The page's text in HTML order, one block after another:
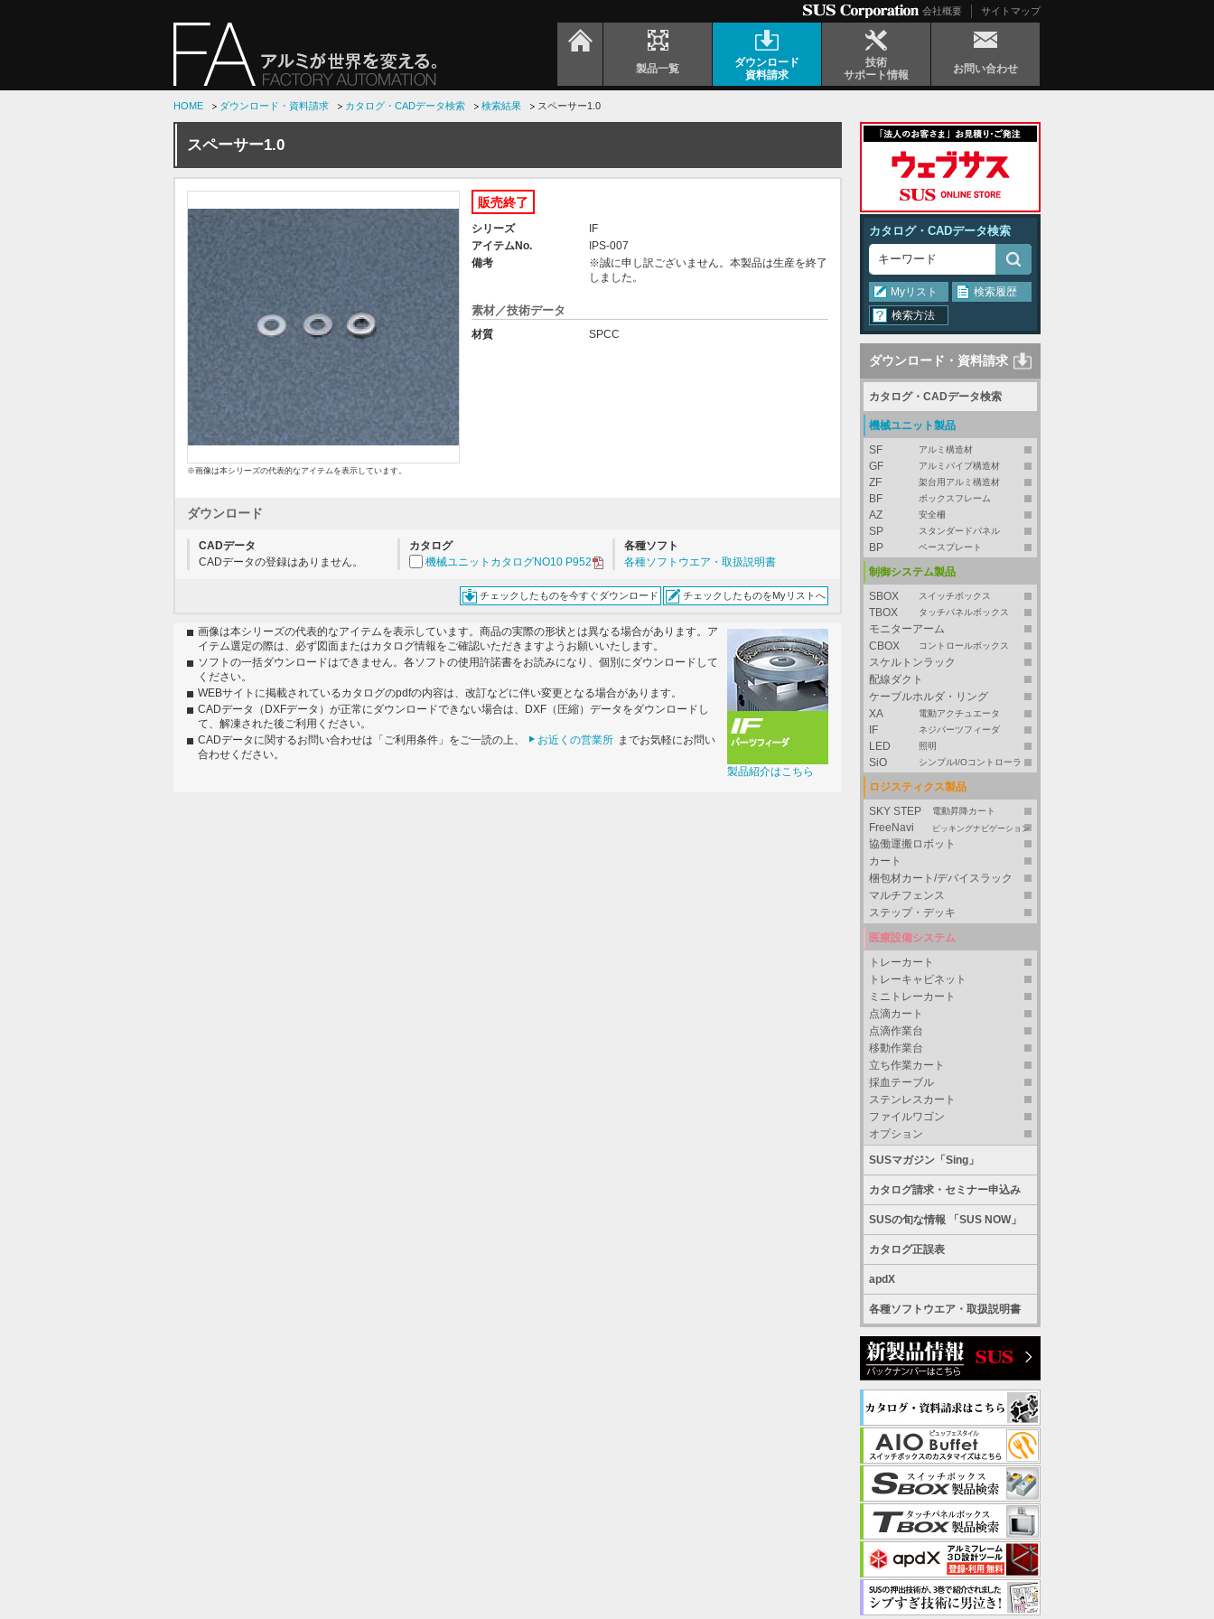
会社概要 サイトマップ
製品一覧
ダウンロード
資料請求
技術
サポート情報
お問い合わせ
HOME ダウンロード・資料請求 カタログ・CADデータ検索 検索結果 スペーサー1.0
スペーサー1.0
※画像は本シリーズの代表的なアイテムを表示しています。
販売終了
シリーズ
IF
アイテムNo.
IPS-007
備考
※誠に申し訳ございません。本製品は生産を終了
しました。
素材／技術データ
材質 SPCC
ダウンロード
CADデータ
CADデータの登録はありません。
カタログ
機械ユニットカタログNO10 P952
各種ソフト
各種ソフトウエア・取扱説明書
チェックしたものを今すぐダウンロード チェックしたものをMyリストへ
製品紹介はこちら
画像は本シリーズの代表的なアイテムを表示しています。商品の実際の形状とは異なる場合があります。ア
イテム選定の際は、必ず図面またはカタログ情報をご確認いただきますようお願いいたします。
ソフトの一括ダウンロードはできません。各ソフトの使用許諾書をお読みになり、個別にダウンロードして
ください。
WEBサイトに掲載されているカタログのpdfの内容は、改訂などに伴い変更となる場合があります。
CADデータ（DXFデータ）が正常にダウンロードできない場合は、DXF（圧縮）データをダウンロードし
て、解凍された後ご利用ください。
CADデータに関するお問い合わせは「ご利用条件」をご一読の上、
お近くの営業所 までお気軽にお問い
合わせください。
カタログ・CADデータ検索
Myリスト
検索履歴
検索方法
ダウンロード・資料請求
カタログ・CADデータ検索
機械ユニット製品
SF
アルミ構造材
GF アルミパイプ構造材
ZF 架台用アルミ構造材
BF ボックスフレーム
AZ 安全柵
SP スタンダードパネル
BP ベースプレート
制御システム製品
SBOX
スイッチボックス
TBOX タッチパネルボックス
モニターアーム
CBOX
コントロールボックス
スケルトンラック
配線ダクト
ケーブルホルダ・リング
XA
電動アクチュエータ
IF ネジパーツフィーダ
LED 照明
SiO シンプルI/Oコントローラ
ロジスティクス製品
SKY STEP
電動昇降カート
FreeNavi ピッキングナビゲーション
協働運搬ロボット
カート
梱包材カート/デバイスラック
マルチフェンス
ステップ・デッキ
医療設備システム
トレーカート
トレーキャビネット
ミニトレーカート
点滴カート
点滴作業台
移動作業台
立ち作業カート
採血テーブル
ステンレスカート
ファイルワゴン
オプション
SUSマガジン「Sing」
カタログ請求・セミナー申込み
SUSの旬な情報 「SUS NOW」
カタログ正誤表
apdX
各種ソフトウエア・取扱説明書